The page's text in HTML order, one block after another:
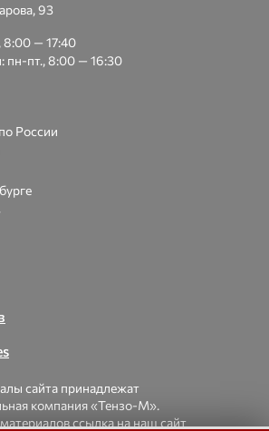
93
8:00 — 17:40
пн-пт., 8:00 — 16:30
России
сайта принадлежат
компания «Тензо-М».
ссылка на наш сайт